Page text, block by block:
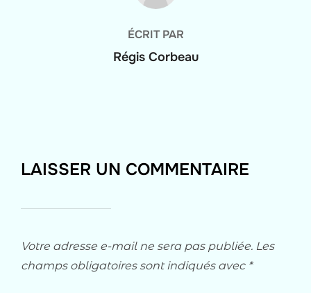
ÉCRIT PAR
Régis Corbeau
LAISSER UN COMMENTAIRE
Votre adresse e-mail ne sera pas publiée. Les
champs obligatoires sont indiqués avec *